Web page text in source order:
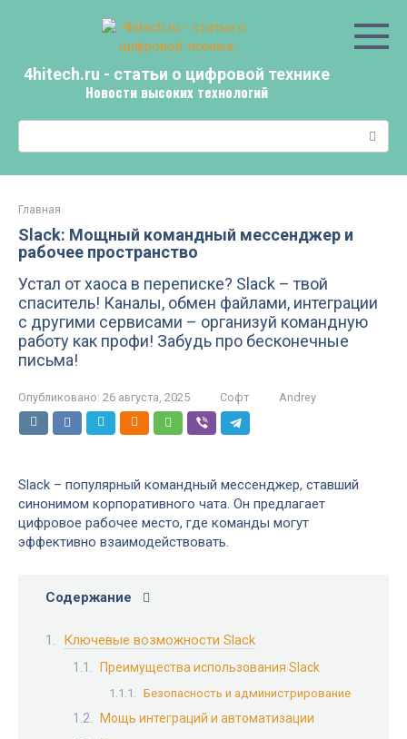
4hitech.ru - статьи о цифровой технике
Новости высоких технологий
Главная
Slack: Мощный командный мессенджер и
рабочее пространство
Устал от хаоса в переписке? Slack – твой
спаситель! Каналы, обмен файлами, интеграции
с другими сервисами – организуй командную
работу как профи! Забудь про бесконечные
письма!
Опубликовано: 26 августа, 2025 Софт Andrey
Slack – популярный командный мессенджер, ставший
синонимом корпоративного чата. Он предлагает
цифровое рабочее место, где команды могут
эффективно взаимодействовать.
Содержание
Ключевые возможности Slack
Преимущества использования Slack
Безопасность и администрирование
Мощь интеграций и автоматизации